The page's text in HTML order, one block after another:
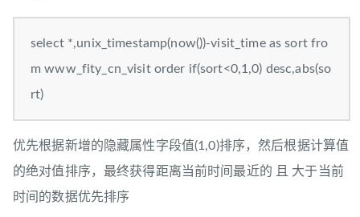
select *,unix_timestamp(now())-visit_time as sort fro
m www_fity_cn_visit order if(sort<0,1,0) desc,abs(so
rt)
优先根据新增的隐藏属性字段值(1,0)排序，然后根据计算值
的绝对值排序，最终获得距离当前时间最近的 且 大于当前
时间的数据优先排序